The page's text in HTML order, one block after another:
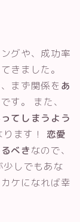
グや、成功率
きました。
まず関係を あ
す。 また、
てしまうよう
ます！ 恋愛
べきなので、
しでもあな
ケになれば幸